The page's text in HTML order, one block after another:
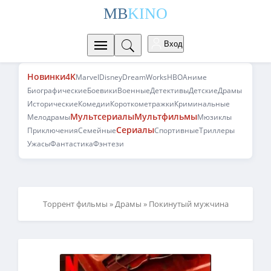
MBKINO
Вход
Новинки4KMarvelDisneyDreamWorksHBOАниме
БиографическиеБоевикиВоенныеДетективыДетскиеДрамы
ИсторическиеКомедииКороткометражкиКриминальные
МелодрамыМультсериалыМультфильмыМюзиклы
ПриключенияСемейныеСериалыСпортивныеТриллеры
УжасыФантастикаФэнтези
Торрент фильмы »Драмы » Покинутый мужчина